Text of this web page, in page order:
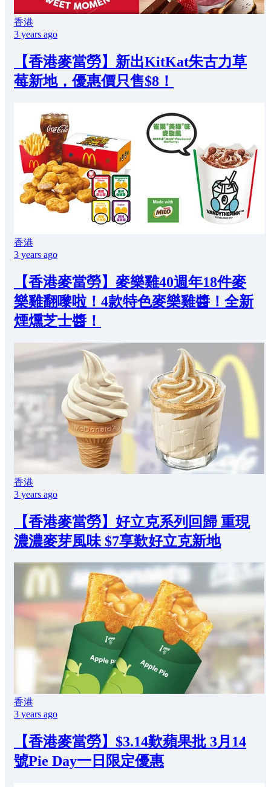
香港
3 years ago
【香港麥當勞】新出KitKat朱古力草
莓新地，優惠價只售$8！
香港
3 years ago
【香港麥當勞】麥樂雞40週年18件麥
樂雞翻嚟啦！4款特色麥樂雞醬！全新
煙燻芝士醬！
香港
3 years ago
【香港麥當勞】好立克系列回歸 重現
濃濃麥芽風味 $7享歎好立克新地
香港
3 years ago
【香港麥當勞】$3.14歎蘋果批 3月14
號Pie Day一日限定優惠